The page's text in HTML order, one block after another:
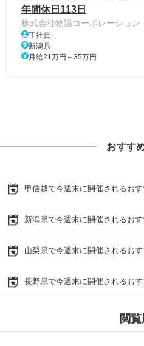
年間休日113日
株式会社物語コーポレーション
正社員
新潟県
月給21万円～35万円
おすす
甲信越で今週末に開催されるお
新潟県で今週末に開催されるお
山梨県で今週末に開催されるお
長野県で今週末に開催されるお
閲